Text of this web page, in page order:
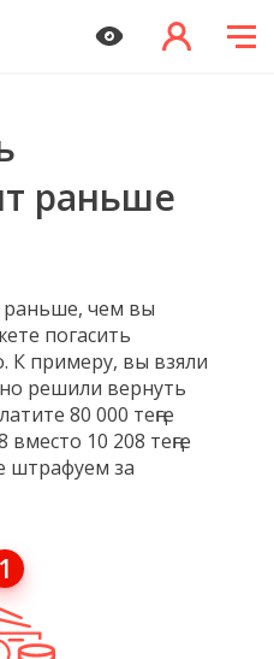
раньше
раньше, чем вы
погасить
К примеру, вы взяли
но решили вернуть
80 000 теңге
10 208 теңге
штрафуем за
1